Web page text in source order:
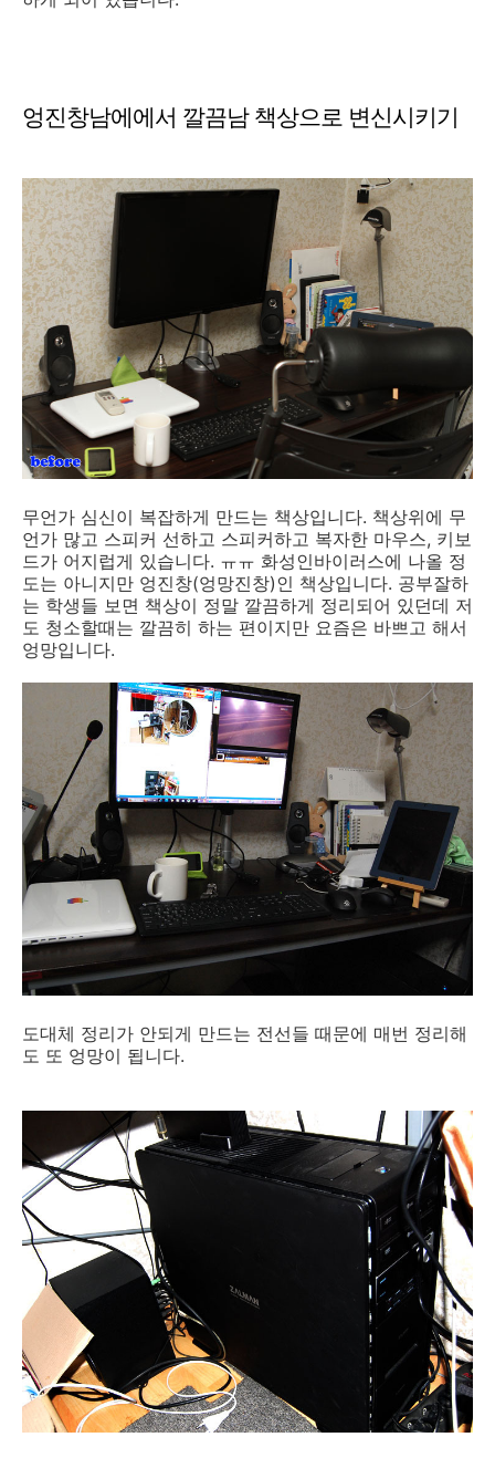
엉진창남에에서 깔끔남 책상으로 변신시키기
무언가 심신이 복잡하게 만드는 책상입니다. 책상위에 무
언가 많고 스피커 선하고 스피커하고 복자한 마우스, 키보
드가 어지럽게 있습니다. ㅠㅠ 화성인바이러스에 나올 정
도는 아니지만 엉진창(엉망진창)인 책상입니다. 공부잘하
는 학생들 보면 책상이 정말 깔끔하게 정리되어 있던데 저
도 청소할때는 깔끔히 하는 편이지만 요즘은 바쁘고 해서
엉망입니다.
도대체 정리가 안되게 만드는 전선들 때문에 매번 정리해
도 또 엉망이 됩니다.